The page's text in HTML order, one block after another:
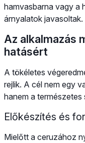
hamvasbarna vagy a
árnyalatok javasoltak.
Az alkalmazás
hatásért
A tökéletes
rejlik. A cél nem egy
hanem a
Előkészítés és
Mielőtt a ceruzához